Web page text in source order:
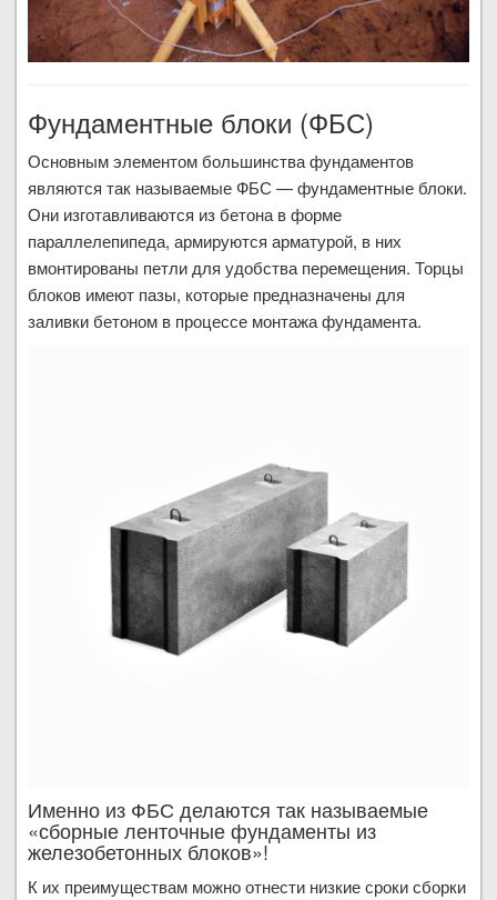
Фундаментные блоки (ФБС)
Основным элементом большинства фундаментов
являются так называемые ФБС — фундаментные блоки.
Они изготавливаются из бетона в форме
параллелепипеда, армируются арматурой, в них
вмонтированы петли для удобства перемещения. Торцы
блоков имеют пазы, которые предназначены для
заливки бетоном в процессе монтажа фундамента.
Именно из ФБС делаются так называемые
«сборные ленточные фундаменты из
железобетонных блоков»!
К их преимуществам можно отнести низкие сроки сборки